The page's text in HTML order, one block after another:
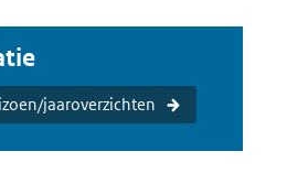
jaaroverzichten